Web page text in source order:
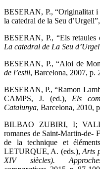
BESERAN, P., “Originalitat i
la catedral de la Seu d’Urgell”,
BESERAN, P., “Els
La catedral de La Seu
BESERAN, P., “Aloi de
de l’estil, Barcelona, 2007, p.
BESERAN, P., “Ramon
CAMPS, J. (ed.), Els
Catalunya, Barcelona, 2010,
BILBAO ZUBIRI, I;
romanes de Saint-Martin-de-
de la technique et
LETURQUE, A. (eds.),Arts
XIV siècles).